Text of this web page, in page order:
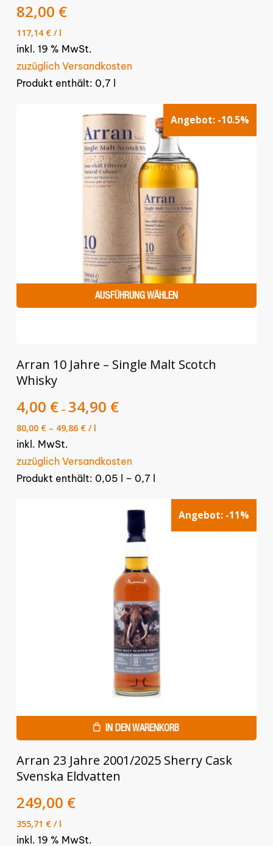
Ursprünglicher
Preis
war:
95,00 €
82,00 €Aktueller
ist:
82,00 €.
117,14 €/ l
inkl. 19 % MwSt.
zuzüglich Versandkosten
Produkt enthält: 0,7
Angebot: -10.5%
AUSFÜHRUNG WÄHLEN
Produkt
weist
mehrere
auf.
Die
Optionen
Arran 10 Jahre – Single Malt Scotch
Whisky
4,00 € – 34,90 €
80,00 €– 49,86 €/ l
inkl. MwSt.
zuzüglich Versandkosten
Produkt enthält: 0,05
– 0,7
Angebot: -11%
IN DEN WARENKORB
Arran 23 Jahre 2001/2025 Sherry Cask
Svenska Eldvatten
Ursprünglicher
Preis
war:
249,00 €Aktueller
ist:
355,71 €/ l
inkl. 19 % MwSt.